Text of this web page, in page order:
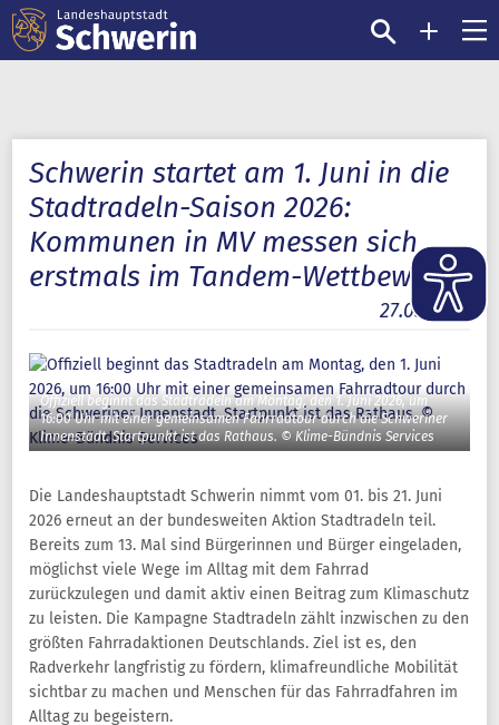
Schwerin startet am 1. Juni in die
Stadtradeln-Saison 2026:
Kommunen in MV messen sich
erstmals im Tandem-Wettbewerb
27.05.2026
Offiziell beginnt das Stadtradeln am Montag, den 1. Juni 2026, um
16:00 Uhr mit einer gemeinsamen Fahrradtour durch die Schweriner
Innenstadt. Startpunkt ist das Rathaus. © Klime-Bündnis Services
Die Landeshauptstadt Schwerin nimmt vom 01. bis 21. Juni
2026 erneut an der bundesweiten Aktion Stadtradeln teil.
Bereits zum 13. Mal sind Bürgerinnen und Bürger eingeladen,
möglichst viele Wege im Alltag mit dem Fahrrad
zurückzulegen und damit aktiv einen Beitrag zum Klimaschutz
zu leisten. Die Kampagne Stadtradeln zählt inzwischen zu den
größten Fahrradaktionen Deutschlands. Ziel ist es, den
Radverkehr langfristig zu fördern, klimafreundliche Mobilität
sichtbar zu machen und Menschen für das Fahrradfahren im
Alltag zu begeistern.